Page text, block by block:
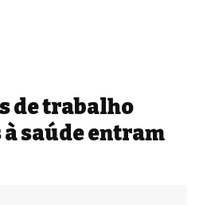
de trabalho
saúde entram